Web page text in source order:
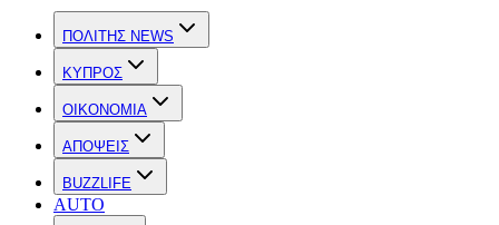
ΠΟΛΙΤΗΣ NEWS
ΚΥΠΡΟΣ
OIKONOMIA
ΑΠΟΨΕΙΣ
BUZZLIFE
AUTO